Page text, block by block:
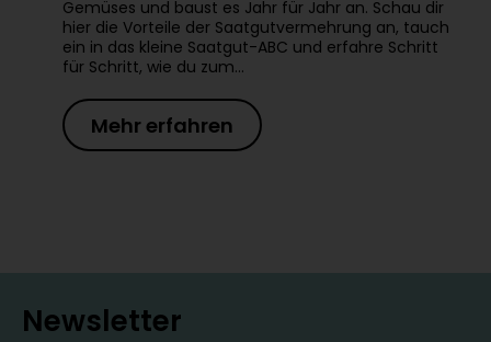
Gemüses und baust es Jahr für Jahr an. Schau dir
hier die Vorteile der Saatgutvermehrung an, tauch
ein in das kleine Saatgut-ABC und erfahre Schritt
für Schritt, wie du zum…
Mehr erfahren
Newsletter